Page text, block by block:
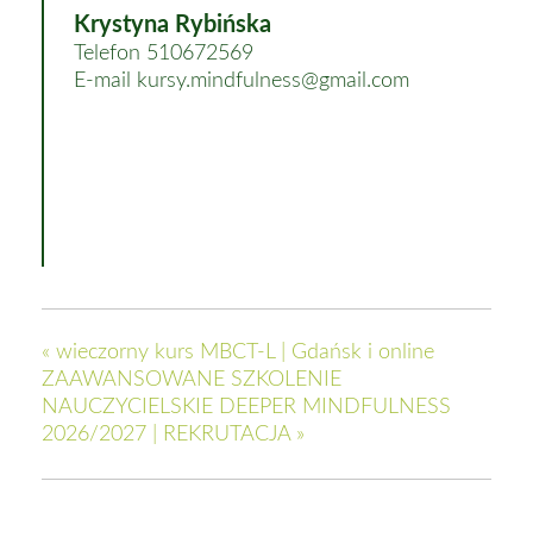
Krystyna Rybińska
Telefon 510672569
E-mail
kursy.mindfulness@gmail.com
« wieczorny kurs MBCT-L | Gdańsk i online
ZAAWANSOWANE SZKOLENIE
NAUCZYCIELSKIE DEEPER MINDFULNESS
2026/2027 | REKRUTACJA »